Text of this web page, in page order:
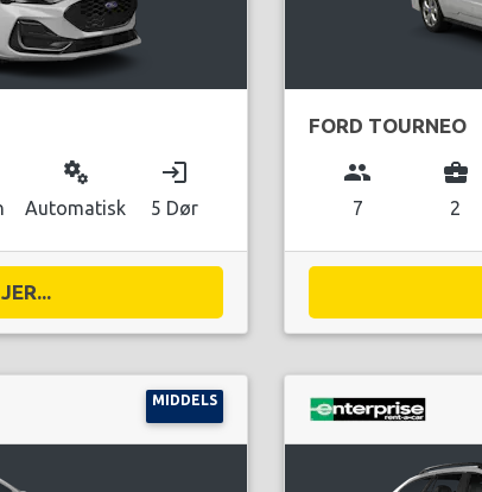
miscellaneous_services
Automatisk
login
5 Dør
FORD TOURNEO
group
7
business_center
2
MIDDELS